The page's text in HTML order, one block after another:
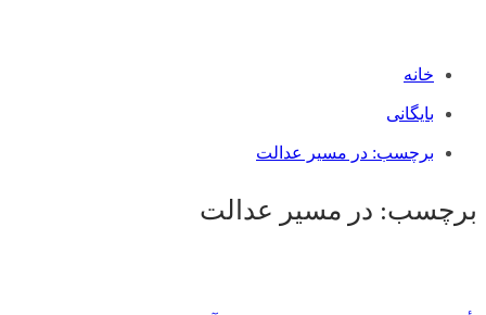
خانه
بایگانی
برچسب: در مسیر عدالت
برچسب: در مسیر عدالت